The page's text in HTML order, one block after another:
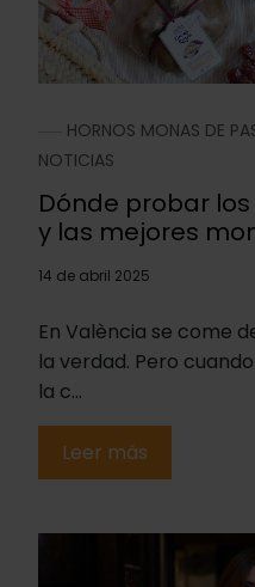
HORNOS MONAS DE
NOTICIAS
Dónde probar
y las mejores
14 de abril 2025
En València se come
la verdad. Pero
la c...
Leer más